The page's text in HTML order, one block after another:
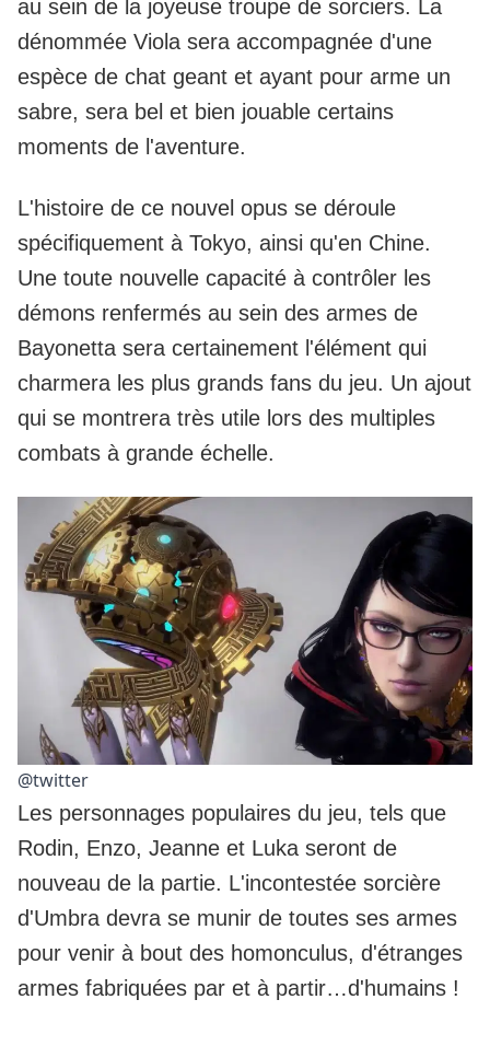
au sein de la joyeuse troupe de sorciers. La
dénommée Viola sera accompagnée d'une
espèce de chat geant et ayant pour arme un
sabre, sera bel et bien jouable certains
moments de l'aventure.
L'histoire de ce nouvel opus se déroule
spécifiquement à Tokyo, ainsi qu'en Chine.
Une toute nouvelle capacité à contrôler les
démons renfermés au sein des armes de
Bayonetta sera certainement l'élément qui
charmera les plus grands fans du jeu. Un ajout
qui se montrera très utile lors des multiples
combats à grande échelle.
@twitter
Les personnages populaires du jeu, tels que
Rodin, Enzo, Jeanne et Luka seront de
nouveau de la partie. L'incontestée sorcière
d'Umbra devra se munir de toutes ses armes
pour venir à bout des homonculus, d'étranges
armes fabriquées par et à partir…d'humains !